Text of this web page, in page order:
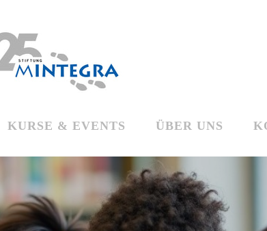
KURSE & EVENTS ÜBER UNS